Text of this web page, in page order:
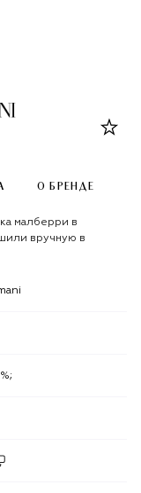
О БРЕНДЕ
малберри в
вручную в